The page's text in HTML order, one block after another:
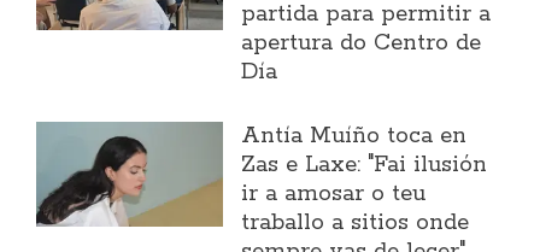
partida para permitir a
apertura do Centro de
Día
Antía Muíño toca en
Zas e Laxe: "Fai ilusión
ir a amosar o teu
traballo a sitios onde